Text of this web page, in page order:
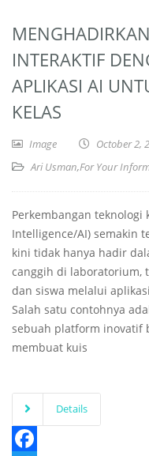
INTERAKTIF
APLIKASI AI
KELAS
Image
October 2,
Ari Usman,For Your
Perkembangan
Intelligence/AI) semakin
kini tidak hanya hadir
canggih di laboratorium,
dan siswa melalui
Salah satu contohnya
sebuah platform inovatif
membuat kuis
Details